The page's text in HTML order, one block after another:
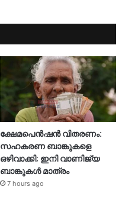
ക്ഷേമപെൻഷൻ വിതരണം:
സഹകരണ ബാങ്കുകളെ
ഒഴിവാക്കി; ഇനി വാണിജ്യ
ബാങ്കുകൾ മാത്രം
7 hours ago